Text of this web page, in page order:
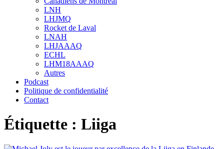
sub
menu
LNH
LHJMQ
Rocket de Laval
LNAH
LHJAAAQ
ECHL
LHM18AAAQ
Autres
Podcast
Politique de confidentialité
Contact
Étiquette : Liiga